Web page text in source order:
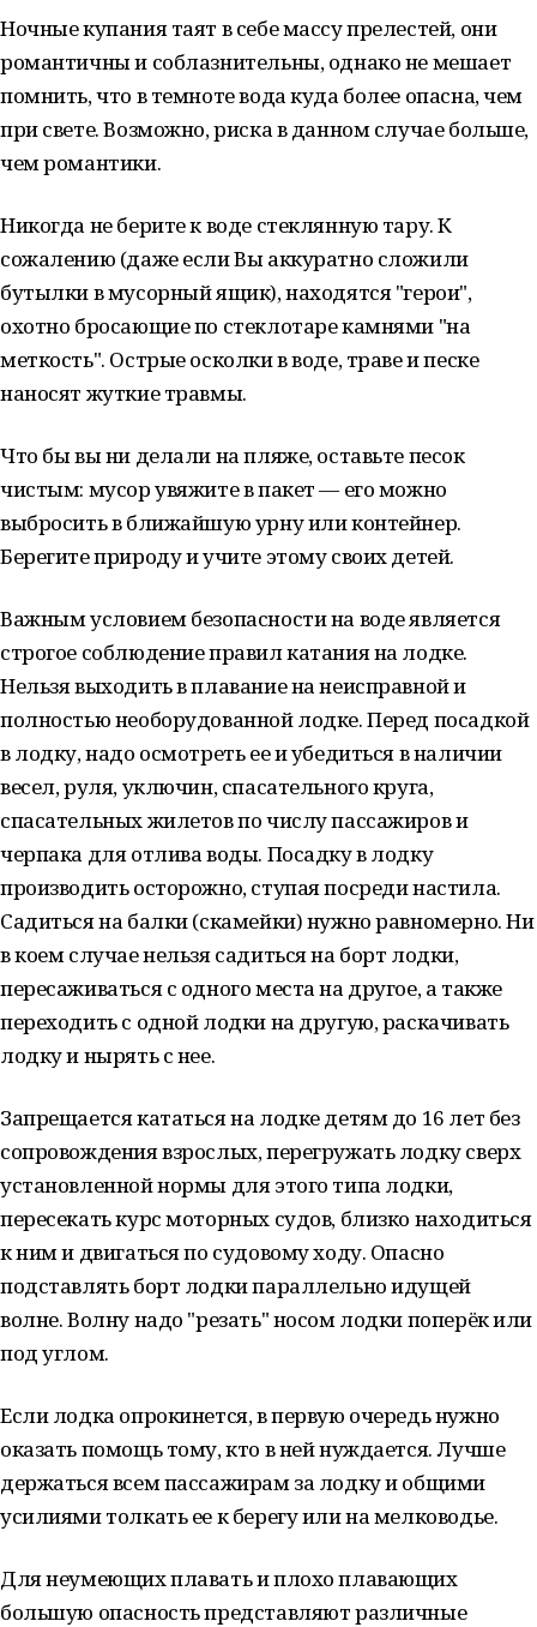
Ночные купания таят в себе массу прелестей, они
романтичны и соблазнительны, однако не мешает
помнить, что в темноте вода куда более опасна, чем
при свете. Возможно, риска в данном случае больше,
чем романтики.
Никогда не берите к воде стеклянную тару. К
сожалению (даже если Вы аккуратно сложили
бутылки в мусорный ящик), находятся "герои",
охотно бросающие по стеклотаре камнями "на
меткость". Острые осколки в воде, траве и песке
наносят жуткие травмы.
Что бы вы ни делали на пляже, оставьте песок
чистым: мусор увяжите в пакет — его можно
выбросить в ближайшую урну или контейнер.
Берегите природу и учите этому своих детей.
Важным условием безопасности на воде является
строгое соблюдение правил катания на лодке.
Нельзя выходить в плавание на неисправной и
полностью необорудованной лодке. Перед посадкой
в лодку, надо осмотреть ее и убедиться в наличии
весел, руля, уключин, спасательного круга,
спасательных жилетов по числу пассажиров и
черпака для отлива воды. Посадку в лодку
производить осторожно, ступая посреди настила.
Садиться на балки (скамейки) нужно равномерно. Ни
в коем случае нельзя садиться на борт лодки,
пересаживаться с одного места на другое, а также
переходить с одной лодки на другую, раскачивать
лодку и нырять с нее.
Запрещается кататься на лодке детям до 16 лет без
сопровождения взрослых, перегружать лодку сверх
установленной нормы для этого типа лодки,
пересекать курс моторных судов, близко находиться
к ним и двигаться по судовому ходу. Опасно
подставлять борт лодки параллельно идущей
волне. Волну надо "резать" носом лодки поперёк или
под углом.
Если лодка опрокинется, в первую очередь нужно
оказать помощь тому, кто в ней нуждается. Лучше
держаться всем пассажирам за лодку и общими
усилиями толкать ее к берегу или на мелководье.
Для неумеющих плавать и плохо плавающих
большую опасность представляют различные